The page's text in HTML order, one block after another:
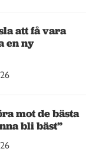
att få vara
en ny
mot de bästa
bli bäst”